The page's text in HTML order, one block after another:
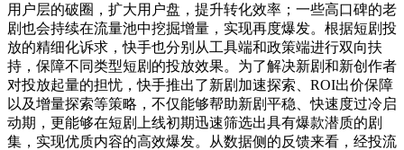
用户层的破圈，扩大用户盘，提升转化效率；一些高口碑的老
剧也会持续在流量池中挖掘增量，实现再度爆发。根据短剧投
放的精细化诉求，快手也分别从工具端和政策端进行双向扶
持，保障不同类型短剧的投放效果。为了解决新剧和新创作者
对投放起量的担忧，快手推出了新剧加速探索、ROI出价保障
以及增量探索等策略，不仅能够帮助新剧平稳、快速度过冷启
动期，更能够在短剧上线初期迅速筛选出具有爆款潜质的剧
集，实现优质内容的高效爆发。从数据侧的反馈来看，经投流